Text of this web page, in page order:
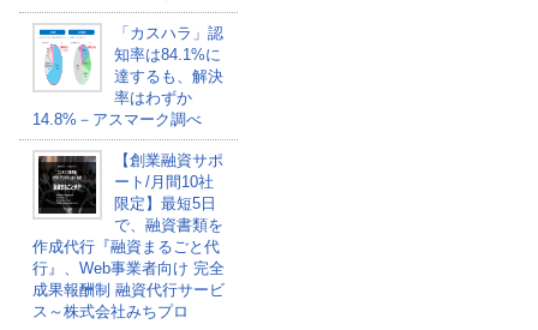
「カスハラ」認
知率は84.1%に
達するも、解決
率はわずか
14.8%－アスマーク調べ
【創業融資サポ
ート/月間10社
限定】最短5日
で、融資書類を
作成代行『融資まるごと代
行』、Web事業者向け 完全
成果報酬制 融資代行サービ
ス～株式会社みちプロ